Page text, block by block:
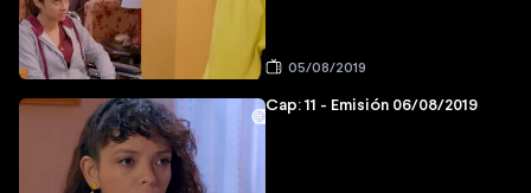
05/08/2019
Cap: 11 - Emisión 06/08/2019